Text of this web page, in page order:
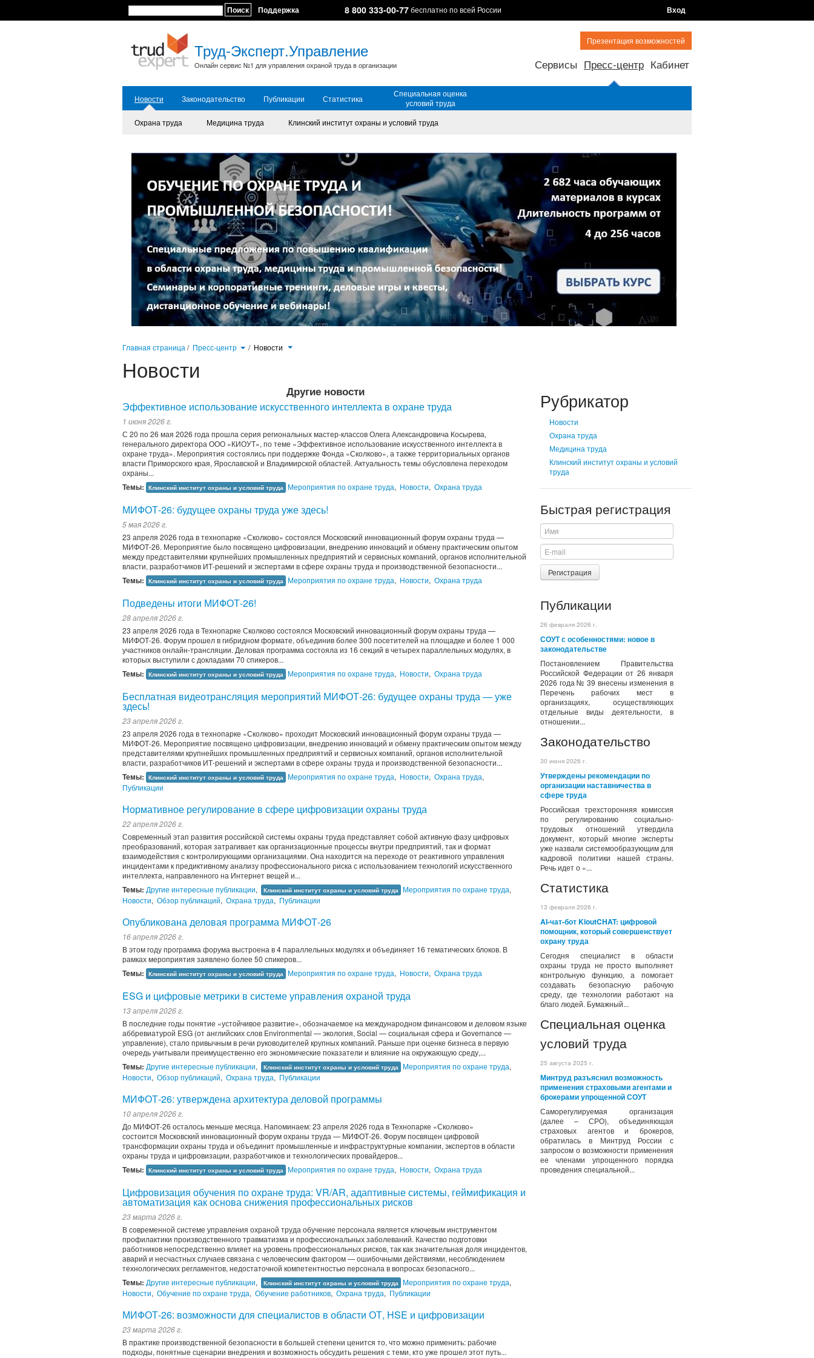
Поиск Поддержка 8 800 333-00-77бесплатно по всей России Вход
Труд-Эксперт.Управление
Онлайн сервис №1 для управления охраной труда в организации
Презентация возможностей
Сервисы Пресс-центр Кабинет
Новости Законодательство Публикации Статистика
Специальная оценка
условий труда
Охрана труда
Медицина труда Клинский институт охраны и условий труда
Главная страница / Пресс-центр / Новости
Новости
Рубрикатор
Новости
Охрана труда
Медицина труда
Клинский институт охраны и условий
труда
Быстрая регистрация
Регистрация
Публикации
26 февраля 2026 г.
СОУТ с особенностями: новое в
законодательстве
Постановлением Правительства
Российской Федерации от 26 января
2026 года № 39 внесены изменения в
Перечень рабочих мест в
организациях, осуществляющих
отдельные виды деятельности, в
отношении...
Законодательство
30 июня 2026 г.
Утверждены рекомендации по
организации наставничества в
сфере труда
Российская трехсторонняя комиссия
по регулированию социально-
трудовых отношений утвердила
документ, который многие эксперты
уже назвали системообразующим для
кадровой политики нашей страны.
Речь идет о «...
Статистика
13 февраля 2026 г.
AI-чат-бот KioutCHAT: цифровой
помощник, который совершенствует
охрану труда
Сегодня специалист в области
охраны труда не просто выполняет
контрольную функцию, а помогает
создавать безопасную рабочую
среду, где технологии работают на
благо людей. Бумажный...
Специальная оценка
условий труда
25 августа 2025 г.
Минтруд разъяснил возможность
применения страховыми агентами и
брокерами упрощенной СОУТ
Саморегулируемая организация
(далее – СРО), объединяющая
страховых агентов и брокеров,
обратилась в Минтруд России с
запросом о возможности применения
ее членами упрощенного порядка
проведения специальной...
Другие новости
Эффективное использование искусственного интеллекта в охране труда
1 июня 2026 г.
С 20 по 26 мая 2026 года прошла серия региональных мастер-классов Олега Александровича Косырева,
генерального директора ООО «КИОУТ», по теме «Эффективное использование искусственного интеллекта в
охране труда». Мероприятия состоялись при поддержке Фонда «Сколково», а также территориальных органов
власти Приморского края, Ярославской и Владимирской областей. Актуальность темы обусловлена переходом
охраны...
Темы: Клинский институт охраны и условий труда Мероприятия по охране труда, Новости, Охрана труда
МИФОТ-26: будущее охраны труда уже здесь!
5 мая 2026 г.
23 апреля 2026 года в технопарке «Сколково» состоялся Московский инновационный форум охраны труда —
МИФОТ-26. Мероприятие было посвящено цифровизации, внедрению инноваций и обмену практическим опытом
между представителями крупнейших промышленных предприятий и сервисных компаний, органов исполнительной
власти, разработчиков ИТ-решений и экспертами в сфере охраны труда и производственной безопасности...
Темы: Клинский институт охраны и условий труда Мероприятия по охране труда, Новости, Охрана труда
Подведены итоги МИФОТ-26!
28 апреля 2026 г.
23 апреля 2026 года в Технопарке Сколково состоялся Московский инновационный форум охраны труда —
МИФОТ-26. Форум прошел в гибридном формате, объединив более 300 посетителей на площадке и более 1 000
участников онлайн-трансляции. Деловая программа состояла из 16 секций в четырех параллельных модулях, в
которых выступили с докладами 70 спикеров...
Темы: Клинский институт охраны и условий труда Мероприятия по охране труда, Новости, Охрана труда
Бесплатная видеотрансляция мероприятий МИФОТ-26: будущее охраны труда — уже
здесь!
23 апреля 2026 г.
23 апреля 2026 года в технопарке «Сколково» проходит Московский инновационный форум охраны труда —
МИФОТ-26. Мероприятие посвящено цифровизации, внедрению инноваций и обмену практическим опытом между
представителями крупнейших промышленных предприятий и сервисных компаний, органов исполнительной
власти, разработчиков ИТ-решений и экспертами в сфере охраны труда и производственной безопасности...
Темы: Клинский институт охраны и условий труда Мероприятия по охране труда, Новости, Охрана труда,
Публикации
Нормативное регулирование в сфере цифровизации охраны труда
22 апреля 2026 г.
Современный этап развития российской системы охраны труда представляет собой активную фазу цифровых
преобразований, которая затрагивает как организационные процессы внутри предприятий, так и формат
взаимодействия с контролирующими организациями. Она находится на переходе от реактивного управления
инцидентами к предиктивному анализу профессионального риска с использованием технологий искусственного
интеллекта, направленного на Интернет вещей и...
Темы: Другие интересные публикации, Клинский институт охраны и условий труда Мероприятия по охране труда,
Новости, Обзор публикаций, Охрана труда, Публикации
Опубликована деловая программа МИФОТ-26
16 апреля 2026 г.
В этом году программа форума выстроена в 4 параллельных модулях и объединяет 16 тематических блоков. В
рамках мероприятия заявлено более 50 спикеров...
Темы: Клинский институт охраны и условий труда Мероприятия по охране труда, Новости, Охрана труда
ESG и цифровые метрики в системе управления охраной труда
13 апреля 2026 г.
В последние годы понятие «устойчивое развитие», обозначаемое на международном финансовом и деловом языке
аббревиатурой ESG (от английских слов Environmental — экология, Social — социальная сфера и Governance —
управление), стало привычным в речи руководителей крупных компаний. Раньше при оценке бизнеса в первую
очередь учитывали преимущественно его экономические показатели и влияние на окружающую среду,...
Темы: Другие интересные публикации, Клинский институт охраны и условий труда Мероприятия по охране труда,
Новости, Обзор публикаций, Охрана труда, Публикации
МИФОТ-26: утверждена архитектура деловой программы
10 апреля 2026 г.
До МИФОТ-26 осталось меньше месяца. Напоминаем: 23 апреля 2026 года в Технопарке «Сколково»
состоится Московский инновационный форум охраны труда — МИФОТ-26. Форум посвящен цифровой
трансформации охраны труда и объединит промышленные и инфраструктурные компании, экспертов в области
охраны труда и цифровизации, разработчиков и технологических провайдеров...
Темы: Клинский институт охраны и условий труда Мероприятия по охране труда, Новости, Охрана труда
Цифровизация обучения по охране труда: VR/AR, адаптивные системы, геймификация и
автоматизация как основа снижения профессиональных рисков
23 марта 2026 г.
В современной системе управления охраной труда обучение персонала является ключевым инструментом
профилактики производственного травматизма и профессиональных заболеваний. Качество подготовки
работников непосредственно влияет на уровень профессиональных рисков, так как значительная доля инцидентов,
аварий и несчастных случаев связана с человеческим фактором — ошибочными действиями, несоблюдением
технологических регламентов, недостаточной компетентностью персонала в вопросах безопасного...
Темы: Другие интересные публикации, Клинский институт охраны и условий труда Мероприятия по охране труда,
Новости, Обучение по охране труда, Обучение работников, Охрана труда, Публикации
МИФОТ-26: возможности для специалистов в области ОТ, HSE и цифровизации
23 марта 2026 г.
В практике производственной безопасности в большей степени ценится то, что можно применить: рабочие
подходы, понятные сценарии внедрения и возможность обсудить решения с теми, кто уже прошел этот путь...